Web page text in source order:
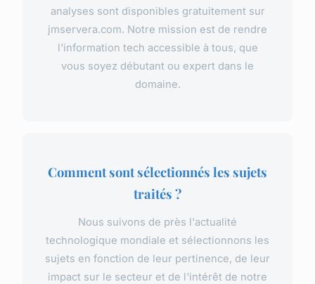
analyses sont disponibles gratuitement sur
jmservera.com. Notre mission est de rendre
l'information tech accessible à tous, que
vous soyez débutant ou expert dans le
domaine.
Comment sont sélectionnés les sujets
traités ?
Nous suivons de près l'actualité
technologique mondiale et sélectionnons les
sujets en fonction de leur pertinence, de leur
impact sur le secteur et de l'intérêt de notre